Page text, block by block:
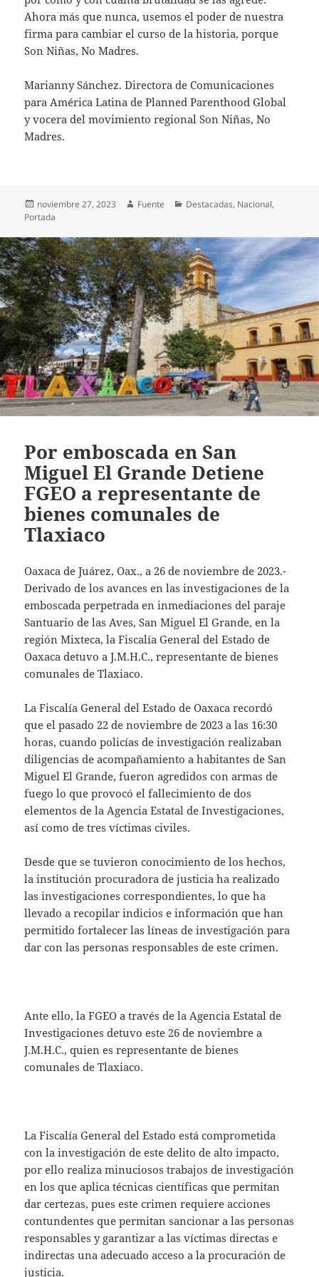
Ahora más que nunca, usemos el poder de nuestra
firma para cambiar el curso de la historia, porque
Son Niñas, No Madres.
Marianny Sánchez. Directora de Comunicaciones
para América Latina de Planned Parenthood Global
y vocera del movimiento regional Son Niñas, No
Madres.
Publicado
el
noviembre 27, 2023 Autor
Fuente Categorías
Destacadas, Nacional,
Portada
Por emboscada en San
Miguel El Grande Detiene
FGEO a representante de
bienes comunales de
Tlaxiaco
Oaxaca de Juárez, Oax., a 26 de noviembre de 2023.-
Derivado de los avances en las investigaciones de la
emboscada perpetrada en inmediaciones del paraje
Santuario de las Aves, San Miguel El Grande, en la
región Mixteca, la Fiscalía General del Estado de
Oaxaca detuvo a J.M.H.C., representante de bienes
comunales de Tlaxiaco.
La Fiscalía General del Estado de Oaxaca recordó
que el pasado 22 de noviembre de 2023 a las 16:30
horas, cuando policías de investigación realizaban
diligencias de acompañamiento a habitantes de San
Miguel El Grande, fueron agredidos con armas de
fuego lo que provocó el fallecimiento de dos
elementos de la Agencia Estatal de Investigaciones,
así como de tres víctimas civiles.
Desde que se tuvieron conocimiento de los hechos,
la institución procuradora de justicia ha realizado
las investigaciones correspondientes, lo que ha
llevado a recopilar indicios e información que han
permitido fortalecer las líneas de investigación para
dar con las personas responsables de este crimen.
Ante ello, la FGEO a través de la Agencia Estatal de
Investigaciones detuvo este 26 de noviembre a
J.M.H.C., quien es representante de bienes
comunales de Tlaxiaco.
La Fiscalía General del Estado está comprometida
con la investigación de este delito de alto impacto,
por ello realiza minuciosos trabajos de investigación
en los que aplica técnicas científicas que permitan
dar certezas, pues este crimen requiere acciones
contundentes que permitan sancionar a las personas
responsables y garantizar a las víctimas directas e
indirectas una adecuado acceso a la procuración de
justicia.